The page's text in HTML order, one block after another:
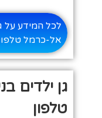
לכל המידע על
אל-כרמל טלפון
גן ילדים
טלפון